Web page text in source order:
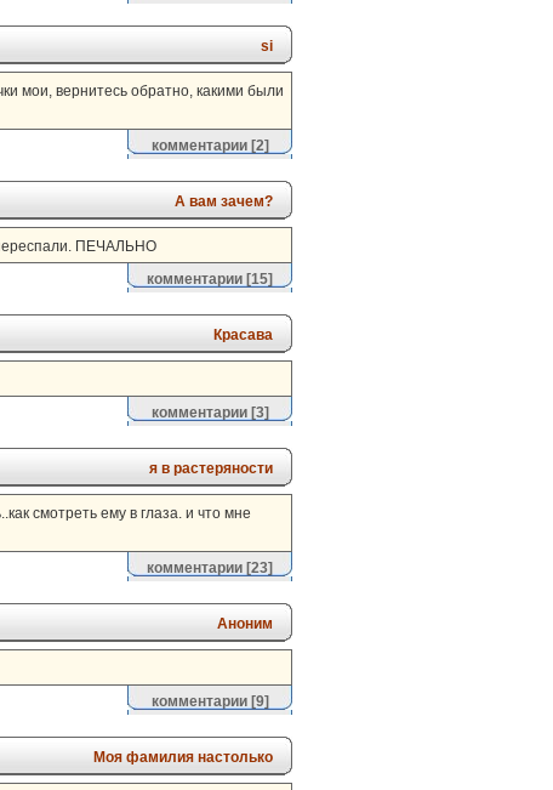
si
мои, вернитесь обратно, какими были
комментарии[2]
А вам зачем?
ПЕЧАЛЬНО
комментарии [15]
Красава
комментарии[3]
я в растеряности
смотреть ему в глаза. и что мне
комментарии [23]
Аноним
комментарии[9]
Моя фамилия настолько